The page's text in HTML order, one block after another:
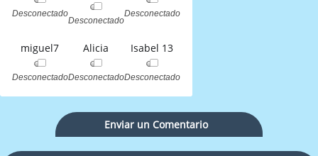
Desconectado
Desconectado
Desconectado
miguel7
Desconectado
Alicia
Desconectado
Isabel 13
Desconectado
Enviar un Comentario